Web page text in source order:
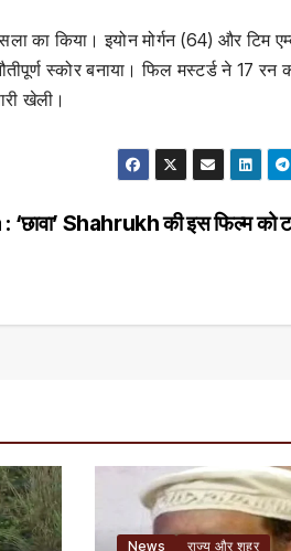
किया। इयोन मोर्गन (64) और टिम
स्कोर बनाया। फिल मस्टर्ड ने 17 रन
खेली।
Shahrukh की इस फिल्म को
News राज्य और शहर